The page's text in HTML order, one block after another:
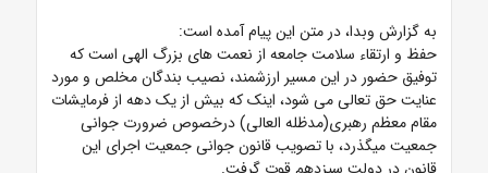
به گزارش وبدا، در متن این پیام آمده است:
حفظ و ارتقاء سلامت جامعه از نعمت های بزرگ الهی است که
توفیق حضور در این مسیر ارزشمند، نصیب بندگان مخلص و مورد
عنایت حق تعالی می شود، اینک که بیش از یک دهه از فرمایشات
مقام معظم رهبری(مدظله العالی) درخصوص ضرورت جوانی
جمعیت میگذرد، با تصویب قانون جوانی جمعیت اجرای این